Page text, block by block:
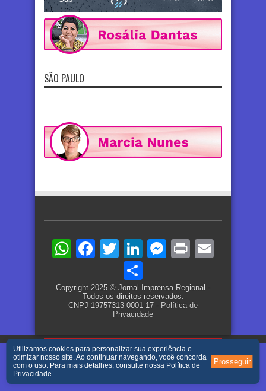
SÃO PAULO
WhatsApp
Facebook
TwitterLinkedIn
Messenger
Print
Copyright 2025 © Jornal Imprensa Regional -
Todos os direitos reservados.
CNPJ 19757313-0001-17 - Política de
Privacidade
Utilizamos cookies para personalizar sua experiência e
otimizar nosso site. Ao continuar navegando, você concorda
com o uso. Para mais detalhes, consulte nossa Política de
Privacidade.
Prosseguir